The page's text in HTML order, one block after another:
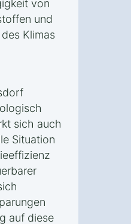
von
und
Klimas
sich auch
Situation
auf diese